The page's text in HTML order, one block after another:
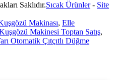
Saklıdır.Sıcak Ürünler- Site
Makinası, Elle
Makinesi Toptan Satış,
Otomatik Çıtçıtlı Düğme